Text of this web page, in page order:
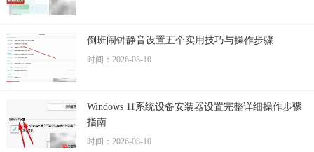
倒班闹钟静音设置五个实用技巧与操作步骤
时间：2026-08-10
Windows 11系统设备安装器设置完整详细操作步骤
指南
时间：2026-08-10